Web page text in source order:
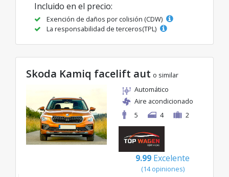
Incluido en el precio:
Exención de daños por colisión (CDW)
La responsabilidad de terceros(TPL)
Skoda Kamiq facelift aut o similar
Automático
Aire acondicionado
5
4 2
9.99 Excelente
(14 opiniones)